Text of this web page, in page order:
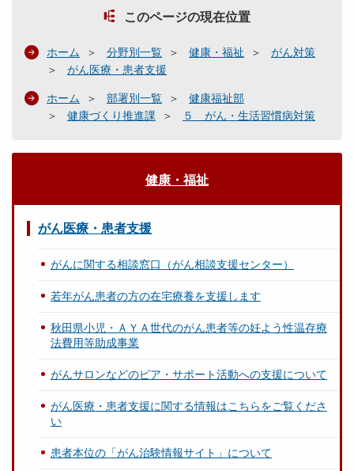
このページの現在位置
ホーム 分野別一覧 健康・福祉
がん対策
がん医療・患者支援
ホーム 部署別一覧
健康福祉部
健康づくり推進課
５ がん・生活習慣病対策
健康・福祉
がん医療・患者支援
がんに関する相談窓口（がん相談支援センター）
若年がん患者の方の在宅療養を支援します
秋田県小児・ＡＹＡ世代のがん患者等の妊よう性温存療
法費用等助成事業
がんサロンなどのピア・サポート活動への支援について
がん医療・患者支援に関する情報はこちらをご覧くださ
い
患者本位の「がん治験情報サイト」について